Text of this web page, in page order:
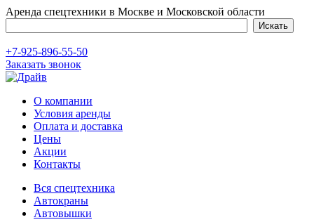
Аренда спецтехники в Москве и Московской области
+7-925-896-55-50
Заказать звонок
О компании
Условия аренды
Оплата и доставка
Цены
Акции
Контакты
Вся спецтехника
Автокраны
Автовышки